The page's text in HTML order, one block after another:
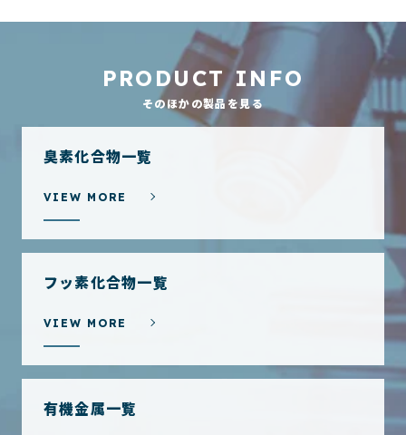
PRODUCT INFO
そのほかの製品を見る
臭素化合物一覧
VIEW MORE
フッ素化合物一覧
VIEW MORE
有機金属一覧